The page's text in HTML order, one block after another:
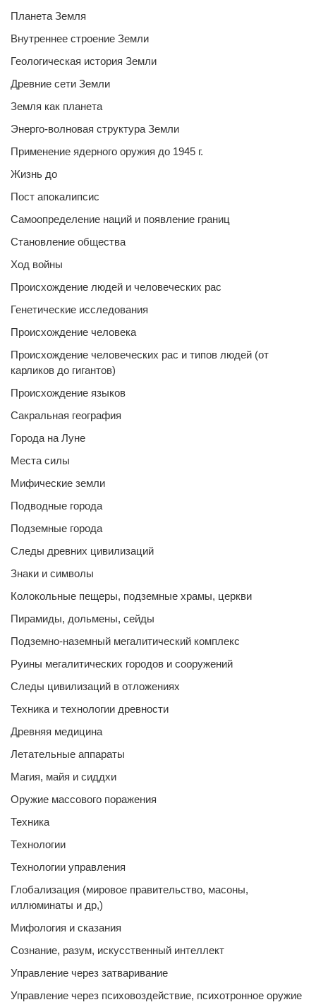
Планета Земля
Внутреннее строение Земли
Геологическая история Земли
Древние сети Земли
Земля как планета
Энерго-волновая структура Земли
Применение ядерного оружия до 1945 г.
Жизнь до
Пост апокалипсис
Самоопределение наций и появление границ
Становление общества
Ход войны
Происхождение людей и человеческих рас
Генетические исследования
Происхождение человека
Происхождение человеческих рас и типов людей (от
карликов до гигантов)
Происхождение языков
Сакральная география
Города на Луне
Места силы
Мифические земли
Подводные города
Подземные города
Следы древних цивилизаций
Знаки и символы
Колокольные пещеры, подземные храмы, церкви
Пирамиды, дольмены, сейды
Подземно-наземный мегалитический комплекс
Руины мегалитических городов и сооружений
Следы цивилизаций в отложениях
Техника и технологии древности
Древняя медицина
Летательные аппараты
Магия, майя и сиддхи
Оружие массового поражения
Техника
Технологии
Технологии управления
Глобализация (мировое правительство, масоны,
иллюминаты и др,)
Мифология и сказания
Сознание, разум, искусственный интеллект
Управление через затваривание
Управление через психовоздействие, психотронное оружие